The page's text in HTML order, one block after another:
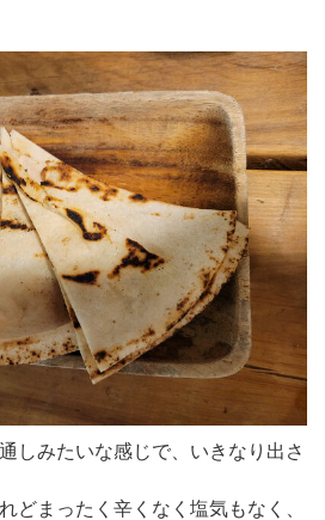
しみたいな感じで、いきなり出さ
どまったく辛くなく塩気もなく、